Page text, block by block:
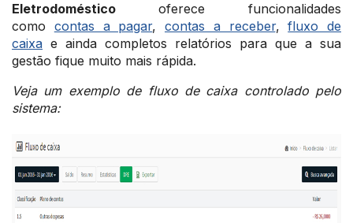
Eletrodoméstico
oferece funcionalidades
como contas a pagar, contas a receber,fluxo de
caixa e ainda completos relatórios para que a sua
gestão fique muito mais rápida.
Veja um exemplo de fluxo de caixa controlado pelo
sistema: